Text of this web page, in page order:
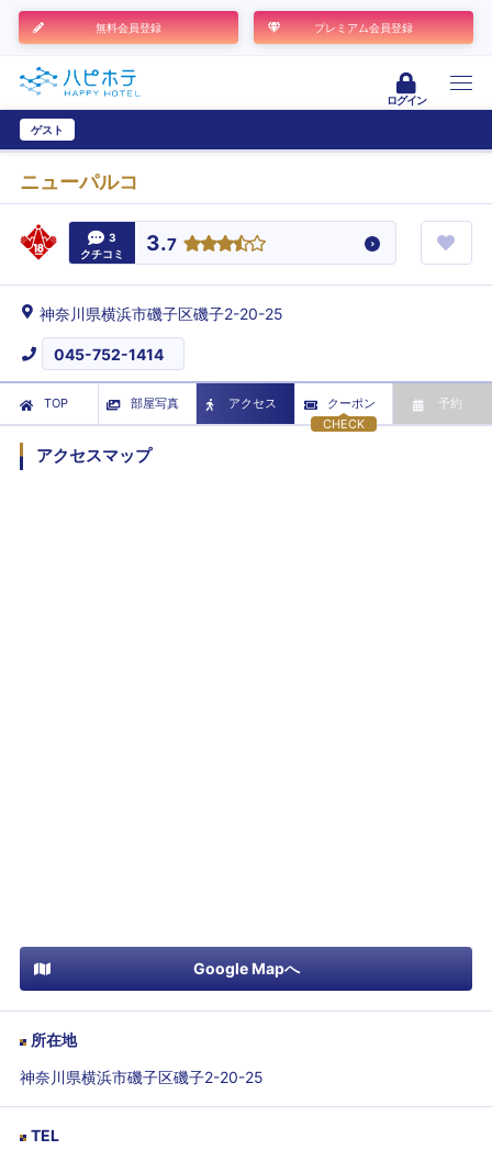
無料会員登録 プレミアム会員登録
ログイン
ゲスト
ニューパルコ
3
クチコミ
3.7
神奈川県横浜市磯子区磯子2-20-25
045-752-1414
TOP 部屋写真
アクセス
CHECK
クーポン 予約
アクセスマップ
Google Mapへ
所在地
神奈川県横浜市磯子区磯子2-20-25
TEL